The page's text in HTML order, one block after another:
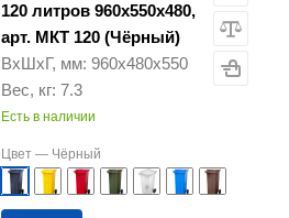
120 литров 960х550х480,
арт. МКТ 120 (Чёрный)
ВхШхГ, мм: 960х480х550
Вес, кг: 7.3
Есть в наличии
Цвет — Чёрный